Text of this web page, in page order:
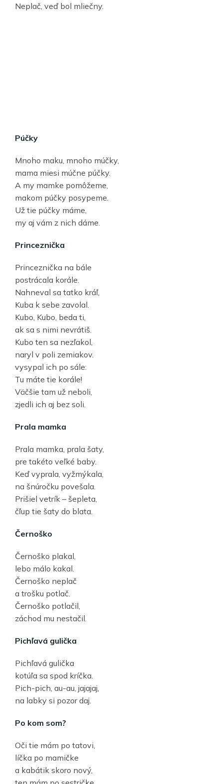
Neplač, veď bol mliečny.
Púčky
Mnoho maku, mnoho múčky,
mama miesi múčne púčky.
A my mamke pomôžeme,
makom púčky posypeme.
Už tie púčky máme,
my aj vám z nich dáme.
Princeznička
Princeznička na bále
postrácala korále.
Nahneval sa tatko kráľ,
Kuba k sebe zavolal.
Kubo, Kubo, beda ti,
ak sa s nimi nevrátiš.
Kubo ten sa nezľakol,
naryl v poli zemiakov.
vysypal ich po sále:
Tu máte tie korále!
Väčšie tam už neboli,
zjedli ich aj bez soli.
Prala mamka
Prala mamka, prala šaty,
pre takéto veľké baby.
Keď vyprala, vyžmýkala,
na šnúročku povešala.
Prišiel vetrík – šepleta,
čľup tie šaty do blata.
Černoško
Černoško plakal,
lebo málo kakal.
Černoško neplač
a trošku potlač.
Černoško potlačil,
záchod mu nestačil.
Pichľavá gulička
Pichľavá gulička
kotúľa sa spod kríčka.
Pich-pich, au-au, jajajaj,
na labky si pozor daj.
Po kom som?
Oči tie mám po tatovi,
líčka po mamičke
a kabátik skoro nový,